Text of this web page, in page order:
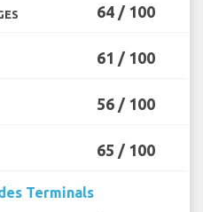
64 / 100
61 / 100
56 / 100
65 / 100
Terminals